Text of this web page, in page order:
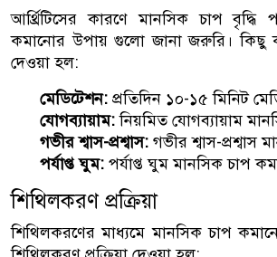
আর্থ্রিটিসের কারণে মানসিক চাপ বৃদ্ধি
কমানোর উপায় গুলো জানা জরুরি। কিছু
দেওয়া হল:
মেডিটেশন: প্রতিদিন ১০-১৫ মিনিট
যোগব্যায়াম:নিয়মিত যোগব্যায়াম
গভীর শ্বাস-প্রশ্বাস: গভীর শ্বাস-প্রশ্বাস
পর্যাপ্ত ঘুম: পর্যাপ্ত ঘুম মানসিক চাপ
শিথিলকরণ প্রক্রিয়া
শিথিলকরণের মাধ্যমে মানসিক চাপ